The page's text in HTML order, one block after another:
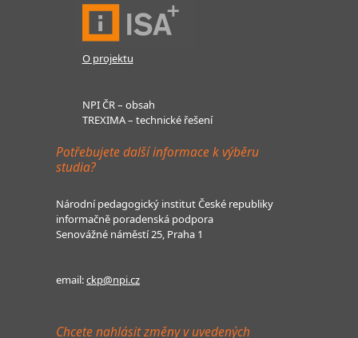
O projektu
NPI ČR – obsah
TREXIMA – technické řešení
Potřebujete další informace k výběru
studia?
Národní pedagogický institut České republiky
informačně poradenská podpora
Senovážné náměstí 25, Praha 1
email:ckp@npi.cz
Chcete nahlásit změny v uvedených